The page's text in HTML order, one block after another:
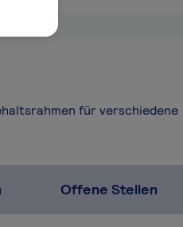
für verschiedene
Offene Stellen